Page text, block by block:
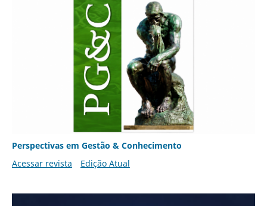
Perspectivas em Gestão & Conhecimento
Acessar revista
Edição Atual